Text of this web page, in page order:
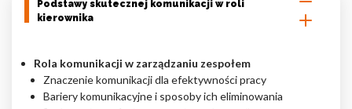
Podstawy skutecznej komunikacji w roli
kierownika
Rola komunikacji w zarządzaniu zespołem
Znaczenie komunikacji dla efektywności pracy
Bariery komunikacyjne i sposoby ich eliminowania
Nieklasyfikowane pliki cookie, to pliki, które są w procesie